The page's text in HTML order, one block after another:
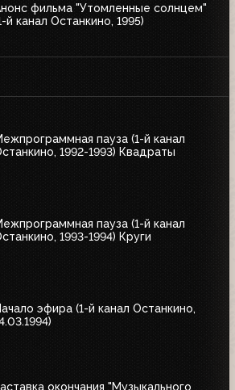
фильма "Утомленные солнцем"
й канал Останкино, 1995)
пауза (1-й канал
1992-1993) Квадраты
пауза (1-й канал
1993-1994) Круги
эфира (1-й канал Останкино,
окончания "Музыкального